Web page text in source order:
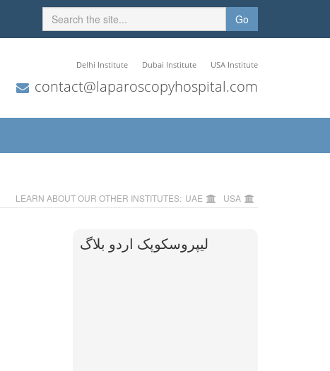
Go
Delhi Institute Dubai Institute USA Institute
contact@laparoscopyhospital.com
LEARN ABOUT OUR OTHER INSTITUTES: UAE USA
لیپروسکوپک اردو بلاگ